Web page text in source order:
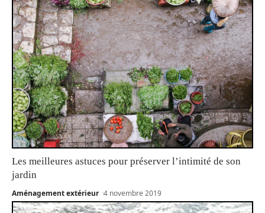
Les meilleures astuces pour préserver l’intimité de son
jardin
Aménagement extérieur 4 novembre 2019